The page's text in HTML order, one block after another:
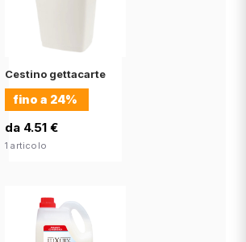
Cestino gettacarte
fino a 24%
da 4.51 €
1 articolo